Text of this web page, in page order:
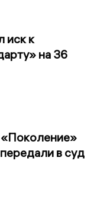
иск к
на 36
в суд